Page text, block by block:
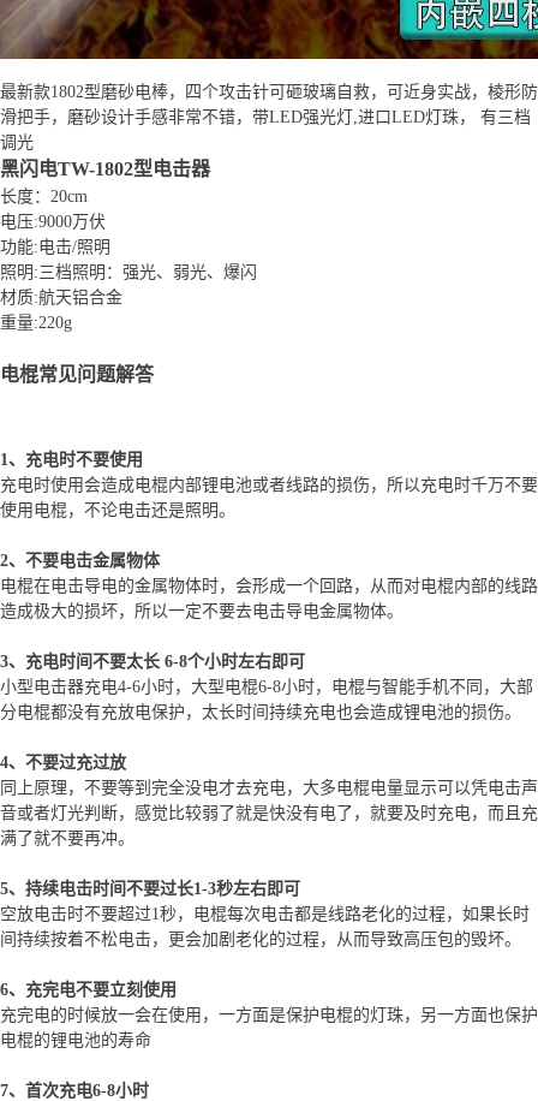
最新款1802型磨砂电棒，四个攻击针可砸玻璃自救，可近身实战，棱形防
滑把手，磨砂设计手感非常不错，带LED强光灯,进口LED灯珠， 有三档
调光
黑闪电TW-1802型电击器
长度：20cm
电压:9000万伏
功能:电击/照明
照明:三档照明：强光、弱光、爆闪
材质:航天铝合金
重量:220g
电棍常见问题解答
1、充电时不要使用
充电时使用会造成电棍内部锂电池或者线路的损伤，所以充电时千万不要
使用电棍，不论电击还是照明。
2、不要电击金属物体
电棍在电击导电的金属物体时，会形成一个回路，从而对电棍内部的线路
造成极大的损坏，所以一定不要去电击导电金属物体。
3、充电时间不要太长 6-8个小时左右即可
小型电击器充电4-6小时，大型电棍6-8小时，电棍与智能手机不同，大部
分电棍都没有充放电保护，太长时间持续充电也会造成锂电池的损伤。
4、不要过充过放
同上原理，不要等到完全没电才去充电，大多电棍电量显示可以凭电击声
音或者灯光判断，感觉比较弱了就是快没有电了，就要及时充电，而且充
满了就不要再冲。
5、持续电击时间不要过长1-3秒左右即可
空放电击时不要超过1秒，电棍每次电击都是线路老化的过程，如果长时
间持续按着不松电击，更会加剧老化的过程，从而导致高压包的毁坏。
6、充完电不要立刻使用
充完电的时候放一会在使用，一方面是保护电棍的灯珠，另一方面也保护
电棍的锂电池的寿命
7、首次充电6-8小时